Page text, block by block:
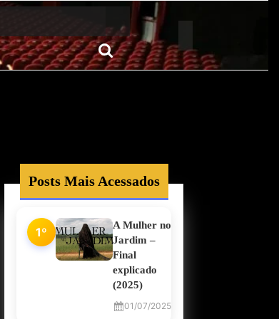
Posts Mais Acessados
1º
A Mulher no
Jardim –
Final
explicado
(2025)
01/07/2025